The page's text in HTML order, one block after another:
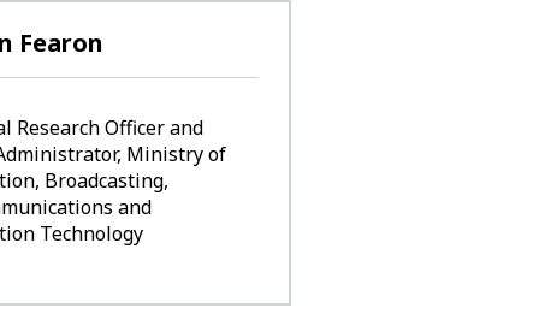
Fearon
Research Officer and
Ministry of
Broadcasting,
and
Technology